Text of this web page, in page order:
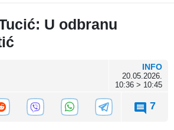
U odbranu
INFO
20.05.2026.
10:36 > 10:45
7